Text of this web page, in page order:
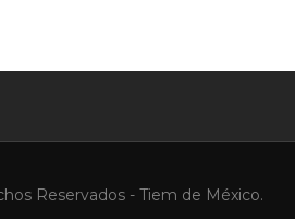
Reservados - Tiem de México.